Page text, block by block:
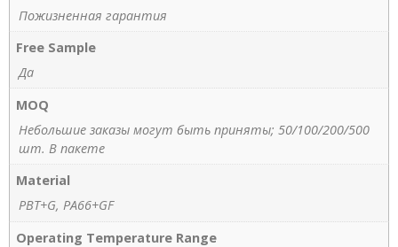
Пожизненная гарантия
Free Sample
Да
MOQ
Небольшие заказы могут быть приняты; 50/100/200/500
шт. В пакете
Material
PBT+G, PA66+GF
Operating Temperature Range